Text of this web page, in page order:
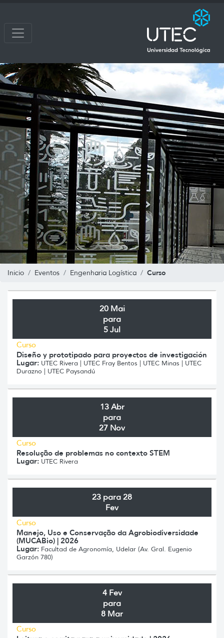
Inicio Eventos Engenharia Logística Curso
20 Mai
para
5 Jul
Curso
Diseño y prototipado para proyectos de investigación
Lugar: UTEC Rivera | UTEC Fray Bentos | UTEC Minas | UTEC
Durazno | UTEC Paysandú
13 Abr
para
27 Nov
Curso
Resolução de problemas no contexto STEM
Lugar: UTEC Rivera
23 para 28
Fev
Curso
Manejo, Uso e Conservação da Agrobiodiversidade
(MUCABio) | 2026
Lugar: Facultad de Agronomía, Udelar (Av. Gral. Eugenio
Garzón 780)
4 Fev
para
8 Mar
Curso